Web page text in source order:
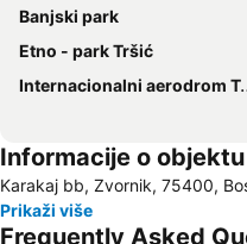
Banjski park
Etno - park Tršić
Internacionalni aerodrom Tuzla
Informacije o objektu
Karakaj bb, Zvornik, 75400,
Prikaži više
Frequently Asked